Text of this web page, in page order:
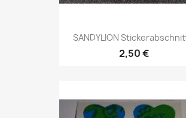
SANDYLION
2,50 €